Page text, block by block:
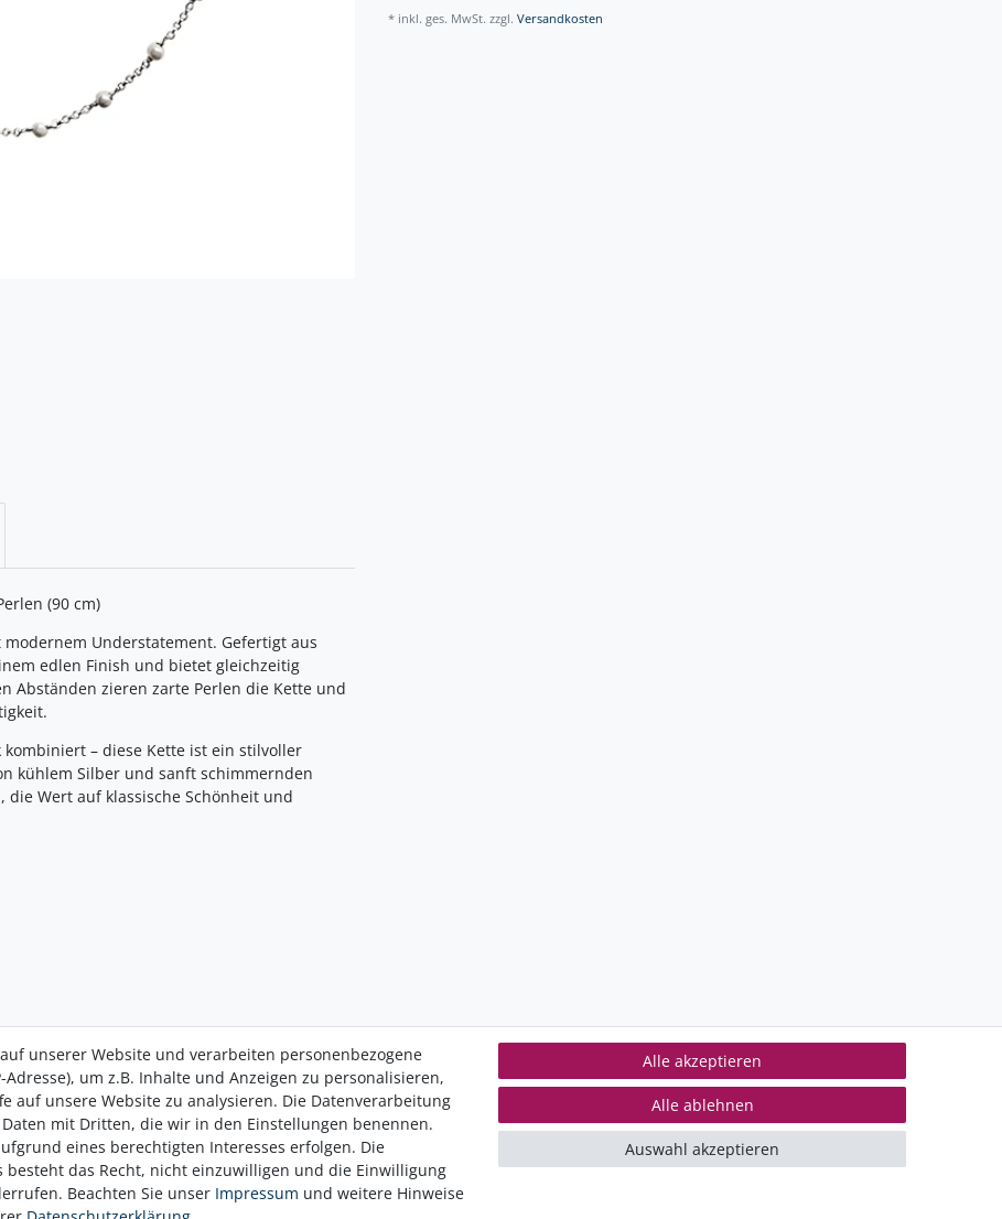
* inkl. ges. MwSt. zzgl. Versandkosten
(90 cm)
Understatement. Gefertigt aus
edlen Finish und bietet gleichzeitig
Abständen zieren zarte Perlen die Kette und
kombiniert – diese Kette ist ein stilvoller
kühlem Silber und sanft schimmernden
die Wert auf klassische Schönheit und
Daten­schutz­erklärung
AGB
Hinweis zur Batterieentsorgung
Erklärung zur Barrierefreiheit
Kontakt
Widerrufsrecht
unserer Website und verarbeiten personenbezogene
um z.B. Inhalte und Anzeigen zu personalisieren,
unsere Website zu analysieren. Die Datenverarbeitung
mit Dritten, die wir in den Einstellungen benennen.
eines berechtigten Interesses erfolgen. Die
das Recht, nicht einzuwilligen und die Einwilligung
Beachten Sie unser Impressum und weitere Hinweise
Alle akzeptieren
Alle ablehnen
Auswahl akzeptieren